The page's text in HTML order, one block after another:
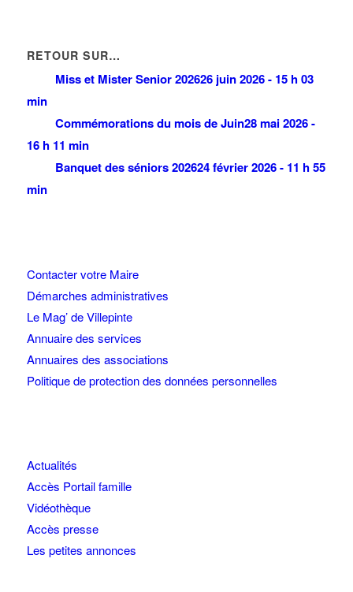
RETOUR SUR…
Miss et Mister Senior 202626 juin 2026 - 15 h 03
min
Commémorations du mois de Juin28 mai 2026 -
16 h 11 min
Banquet des séniors 202624 février 2026 - 11 h 55
min
Contacter votre Maire
Démarches administratives
Le Mag’ de Villepinte
Annuaire des services
Annuaires des associations
Politique de protection des données personnelles
Actualités
Accès Portail famille
Vidéothèque
Accès presse
Les petites annonces